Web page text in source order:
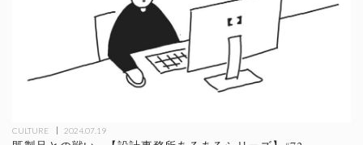
CULTURE 2024.07.19